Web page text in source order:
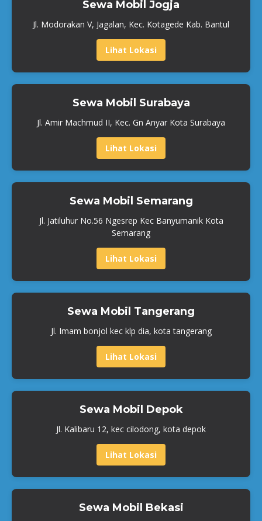
Sewa Mobil Jogja
Jl. Modorakan V, Jagalan, Kec. Kotagede Kab. Bantul
Lihat Lokasi
Sewa Mobil Surabaya
Jl. Amir Machmud II, Kec. Gn Anyar Kota Surabaya
Lihat Lokasi
Sewa Mobil Semarang
Jl. Jatiluhur No.56 Ngesrep Kec Banyumanik Kota
Semarang
Lihat Lokasi
Sewa Mobil Tangerang
Jl. Imam bonjol kec klp dia, kota tangerang
Lihat Lokasi
Sewa Mobil Depok
Jl. Kalibaru 12, kec cilodong, kota depok
Lihat Lokasi
Sewa Mobil Bekasi